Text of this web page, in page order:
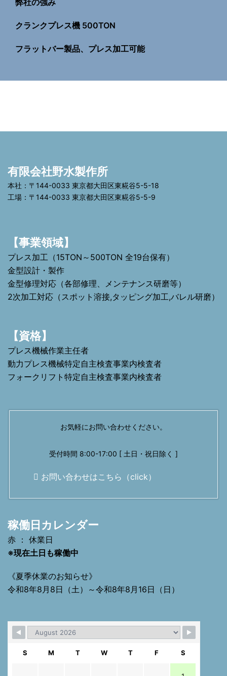
クランクプレス機 500TON
フラットバー製品、プレス加工可能
有限会社野水製作所
本社：〒144-0033 東京都大田区東糀谷5-5-18
工場：〒144-0033 東京都大田区東糀谷5-5-9
【事業領域】
プレス加工（15TON～500TON 全19台保有）
金型設計・製作
金型修理対応（各部修理、メンテナンス研磨等）
2次加工対応（スポット溶接,タッピング加工,バレル研磨）
【資格】
プレス機械作業主任者
動力プレス機械特定自主検査事業内検査者
フォークリフト特定自主検査事業内検査者
お気軽にお問い合わせください。
受付時間 8:00-17:00 [ 土日・祝日除く ]
お問い合わせはこちら（click）
稼働日カレンダー
赤 ： 休業日
※現在土日も稼働中
《夏季休業のお知らせ》
令和8年8月8日（土）～令和8年8月16日（日）
S M T W T F S